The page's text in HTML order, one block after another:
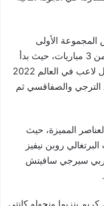
المجموعة الأولى
بحصده العلامة الكاملة 9 نقاط من 3 مباريات، حيث بدأ
المسابقة دون هوانة بقيادة أفضل لاعب في العالم 2022
الترجي والصفاقسي ثم
المميزة، حيث
روبن نيفيز
سيرجي سافيتش
بنزيما ونجولو كانتي